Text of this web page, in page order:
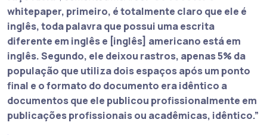
whitepaper, primeiro, é totalmente claro que ele é
inglês, toda palavra que possui uma escrita
diferente em inglês e [inglês] americano está em
inglês. Segundo, ele deixou rastros, apenas 5% da
população que utiliza dois espaços após um ponto
final e o formato do documento era idêntico a
documentos que ele publicou profissionalmente em
publicações profissionais ou acadêmicas, idêntico.”